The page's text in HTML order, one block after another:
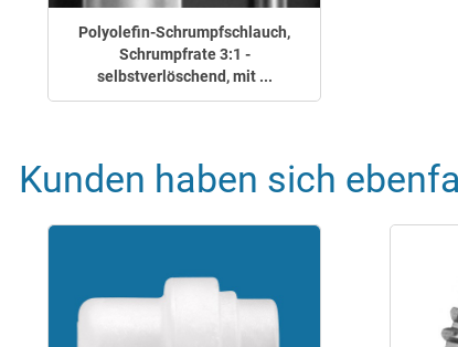
Polyolefin-Schrumpfschlauch,
Schrumpfrate 3:1 -
selbstverlöschend, mit ...
Kunden haben sich